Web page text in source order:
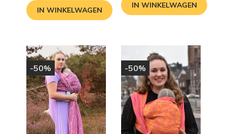
IN WINKELWAGEN
IN WINKELWAGEN
-50% -50%